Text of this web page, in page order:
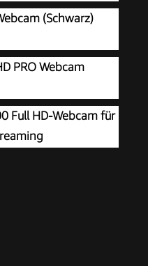
(Schwarz)
PRO Webcam
Full HD-Webcam für